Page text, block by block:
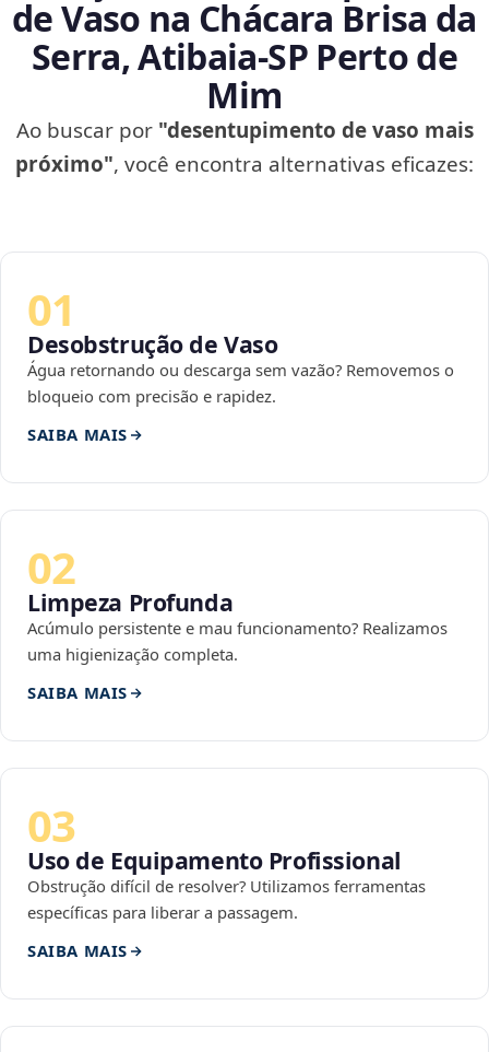
de Vaso na Chácara Brisa da
Serra, Atibaia‑SP Perto de
Mim
Ao buscar por "desentupimento de vaso mais
próximo", você encontra alternativas eficazes:
01
Desobstrução de Vaso
Água retornando ou descarga sem vazão? Removemos o
bloqueio com precisão e rapidez.
SAIBA MAIS
02
Limpeza Profunda
Acúmulo persistente e mau funcionamento? Realizamos
uma higienização completa.
SAIBA MAIS
03
Uso de Equipamento Profissional
Obstrução difícil de resolver? Utilizamos ferramentas
específicas para liberar a passagem.
SAIBA MAIS